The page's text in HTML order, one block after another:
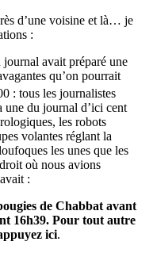
d’une voisine et là… je
:
avait préparé une
qu’on pourrait
: tous les journalistes
une du journal d’ici cent
les robots
volantes réglant la
les unes que les
où nous avions
:
de Chabbat avant
16h39. Pour tout autre
ici.